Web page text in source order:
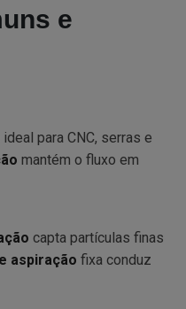
e
ideal para CNC, serras e
mantém o fluxo em
capta partículas finas
aspiração fixa conduz